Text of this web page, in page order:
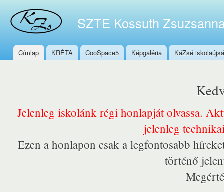
SZTE Kossuth
Főmenü
Címlap KRÉTA CooSpace5 Képgaléria KáZsé
Jelenleg iskolánk régi honlapját olvassa.
jelenleg
Ezen a honlapon csak a legfontosabb
történő